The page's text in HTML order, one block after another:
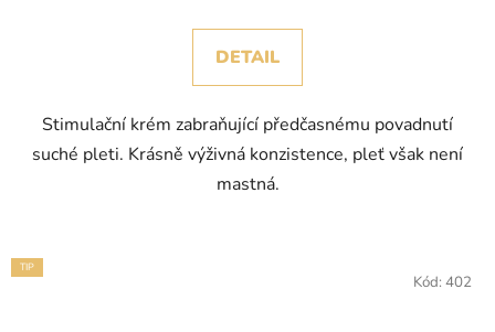
DETAIL
Stimulační krém zabraňující předčasnému povadnutí
suché pleti. Krásně výživná konzistence, pleť však není
mastná.
TIP
Kód: 402